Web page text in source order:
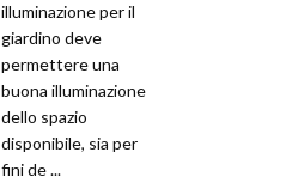
illuminazione per il
giardino deve
permettere una
buona illuminazione
dello spazio
disponibile, sia per
fini de ...